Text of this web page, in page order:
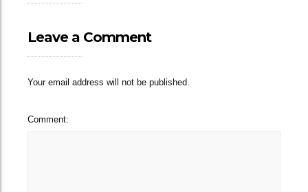
Leave a Comment
Your email address will not be published.
Comment: